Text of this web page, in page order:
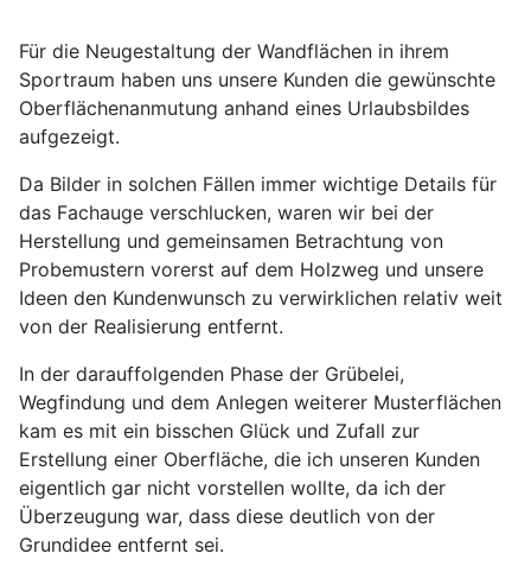
Für die Neugestaltung der Wandflächen in ihrem
Sportraum haben uns unsere Kunden die gewünschte
Oberflächenanmutung anhand eines Urlaubsbildes
aufgezeigt.
Da Bilder in solchen Fällen immer wichtige Details für
das Fachauge verschlucken, waren wir bei der
Herstellung und gemeinsamen Betrachtung von
Probemustern vorerst auf dem Holzweg und unsere
Ideen den Kundenwunsch zu verwirklichen relativ weit
von der Realisierung entfernt.
In der darauffolgenden Phase der Grübelei,
Wegfindung und dem Anlegen weiterer Musterflächen
kam es mit ein bisschen Glück und Zufall zur
Erstellung einer Oberfläche, die ich unseren Kunden
eigentlich gar nicht vorstellen wollte, da ich der
Überzeugung war, dass diese deutlich von der
Grundidee entfernt sei.